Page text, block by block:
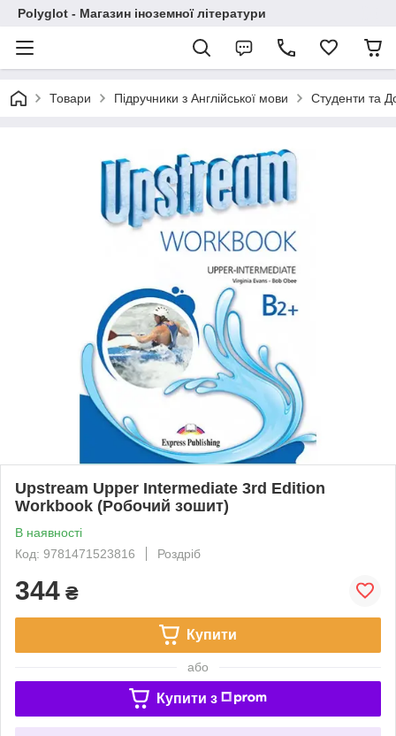
Polyglot - Магазин іноземної літератури
Товари Підручники з Англійської мови Студенти та
Upstream Upper Intermediate 3rd Edition
Workbook (Робочий зошит)
В наявності
Код: 9781471523816
Роздріб
344 ₴
Купити
або
Купити з